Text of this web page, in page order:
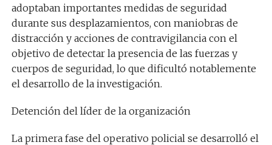
adoptaban importantes medidas de seguridad
durante sus desplazamientos, con maniobras de
distracción y acciones de contravigilancia con el
objetivo de detectar la presencia de las fuerzas y
cuerpos de seguridad, lo que dificultó notablemente
el desarrollo de la investigación.
Detención del líder de la organización
La primera fase del operativo policial se desarrolló el